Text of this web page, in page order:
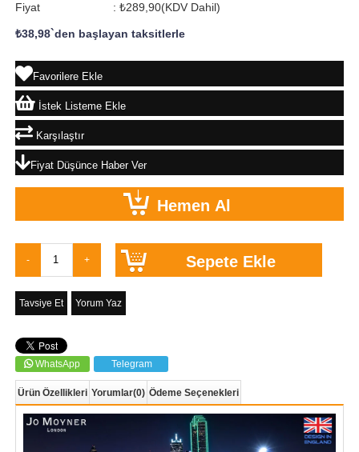
Fiyat : ₺289,90(KDV Dahil)
₺38,98`den başlayan taksitlerle
Favorilere Ekle
İstek Listeme Ekle
Karşılaştır
Fiyat Düşünce Haber Ver
Tavsiye Et Yorum Yaz
WhatsApp Telegram
Ürün Özellikleri Yorumlar(0) Ödeme Seçenekleri